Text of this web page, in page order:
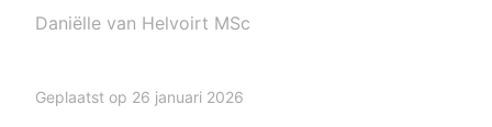
Daniëlle van Helvoirt MSc
Geplaatst op 26 januari 2026